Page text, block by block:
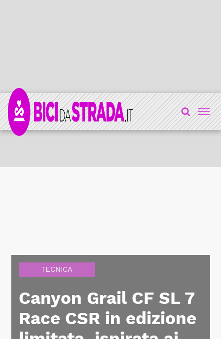
TECNICA
Canyon Grail CF SL 7
Race CSR in edizione